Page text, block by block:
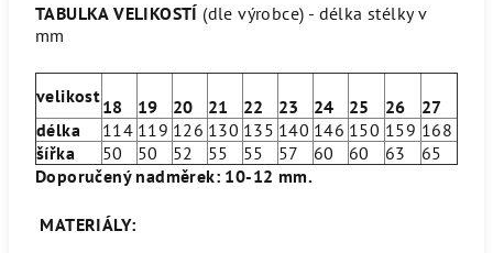
TABULKA VELIKOSTÍ (dle výrobce) - délka stélky v
mm
velikost18 19 20 21 22 23 24 25 26
27
délka
114 119 126 130 135 140 146 150 159 168
šířka
50 50 52 55 55 57 60 60 63
65
Doporučený nadměrek: 10-12 mm.
MATERIÁLY: